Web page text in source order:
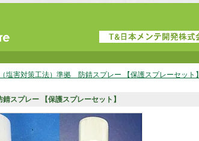
塩害対策工法）準拠 防錆スプレー 【保護スプレーセット】
スプレー 【保護スプレーセット】